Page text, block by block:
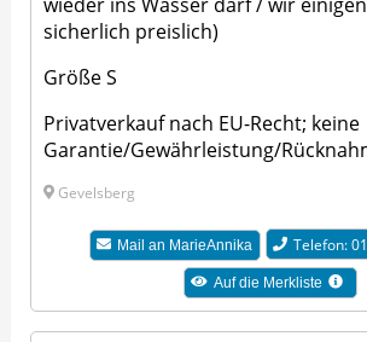
sicherlich preislich)
Größe S
Privatverkauf nach EU-Recht; keine
Garantie/Gewährleistung/
Gevelsberg
Mail an MarieAnnika Telefon:
Auf die Merkliste